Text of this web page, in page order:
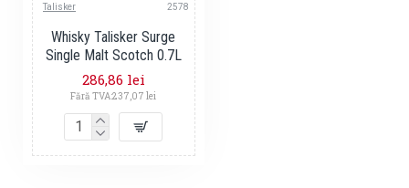
Talisker 2578
Whisky Talisker Surge
Single Malt Scotch 0.7L
286,86 lei
Fără TVA:237,07 lei